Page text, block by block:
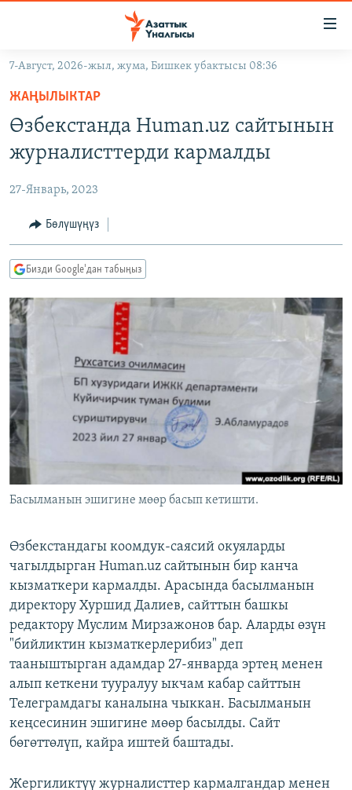
Навигацияга
өтүңүз
Издөөгө
салыңыз
КЫРГЫЗСТАН
ЭКОНОМИКА
МАДАНИЯТ
БОРБОР АЗИЯ
УКРАИНА
АТАЙЫН ИЛИКТӨӨ
ТВ ПРОГРАММАЛАР
ЭКСПЕРТТЕР ТАЛДАЙТ
БИЗ ЖАНА ДҮЙНӨ
ЭЖЕ-СИҢДИЛЕР
АЗАТТЫК+
ЫҢГАЙСЫЗ СУРООЛОР
ӨЗГӨЧӨ ПИКИР
Русский
ОНЛАЙН ШЕРИНЕ
ЭЕ/АРнун бардык сайттары
7-Август, 2026-жыл, жума, Бишкек убактысы 08:36
ЖАҢЫЛЫКТАР
Өзбекстанда Human.uz сайтынын
журналисттерди кармалды
27-Январь, 2023
Бөлүшүңүз
Бизди Google'дан табыңыз
Басылманын эшигине мөөр басып кетишти.
Өзбекстандагы коомдук-саясий окуяларды
чагылдырган Human.uz сайтынын бир канча
кызматкери кармалды. Арасында басылманын
директору Хуршид Далиев, сайттын башкы
редактору Муслим Мирзажонов бар. Аларды өзүн
"бийликтин кызматкерлерибиз" деп
тааныштырган адамдар 27-январда эртең менен
алып кеткени тууралуу ыкчам кабар сайттын
Телеграмдагы каналына чыккан. Басылманын
кеңсесинин эшигине мөөр басылды. Сайт
бөгөттөлүп, кайра иштей баштады.
Жергиликтүү журналисттер кармалгандар менен